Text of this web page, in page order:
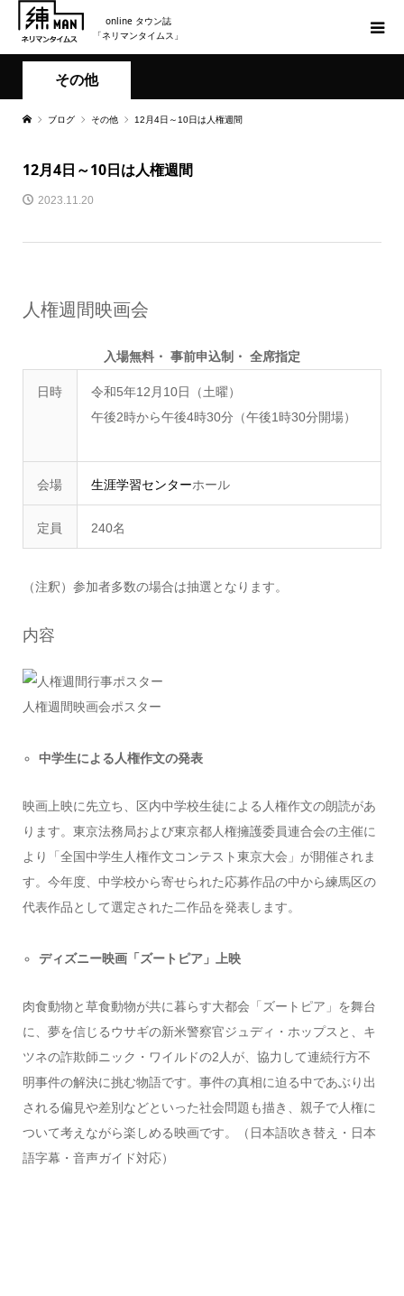
online タウン誌
「ネリマンタイムス」
その他
ブログ その他 12月4日～10日は人権週間
12月4日～10日は人権週間
2023.11.20
人権週間映画会
入場無料・ 事前申込制・ 全席指定
日時
令和5年12月10日（土曜）
午後2時から午後4時30分（午後1時30分開場）
会場 生涯学習センターホール
定員 240名
（注釈）参加者多数の場合は抽選となります。
内容
人権週間映画会ポスター
中学生による人権作文の発表
映画上映に先立ち、区内中学校生徒による人権作文の朗読があ
ります。東京法務局および東京都人権擁護委員連合会の主催に
より「全国中学生人権作文コンテスト東京大会」が開催されま
す。今年度、中学校から寄せられた応募作品の中から練馬区の
代表作品として選定された二作品を発表します。
ディズニー映画「ズートピア」上映
肉食動物と草食動物が共に暮らす大都会「ズートピア」を舞台
に、夢を信じるウサギの新米警察官ジュディ・ホップスと、キ
ツネの詐欺師ニック・ワイルドの2人が、協力して連続行方不
明事件の解決に挑む物語です。事件の真相に迫る中であぶり出
される偏見や差別などといった社会問題も描き、親子で人権に
ついて考えながら楽しめる映画です。（日本語吹き替え・日本
語字幕・音声ガイド対応）